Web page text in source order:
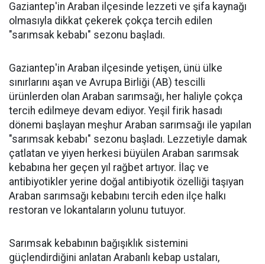
Gaziantep'in Araban ilçesinde lezzeti ve şifa kaynağı
olmasıyla dikkat çekerek çokça tercih edilen
"sarımsak kebabı" sezonu başladı.
Gaziantep'in Araban ilçesinde yetişen, ünü ülke
sınırlarını aşan ve Avrupa Birliği (AB) tescilli
ürünlerden olan Araban sarımsağı, her haliyle çokça
tercih edilmeye devam ediyor. Yeşil firik hasadı
dönemi başlayan meşhur Araban sarımsağı ile yapılan
"sarımsak kebabı" sezonu başladı. Lezzetiyle damak
çatlatan ve yiyen herkesi büyülen Araban sarımsak
kebabına her geçen yıl rağbet artıyor. İlaç ve
antibiyotikler yerine doğal antibiyotik özelliği taşıyan
Araban sarımsağı kebabını tercih eden ilçe halkı
restoran ve lokantaların yolunu tutuyor.
Sarımsak kebabının bağışıklık sistemini
güçlendirdiğini anlatan Arabanlı kebap ustaları,